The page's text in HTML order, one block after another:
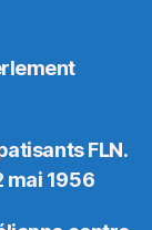
FLN.
mai 1956